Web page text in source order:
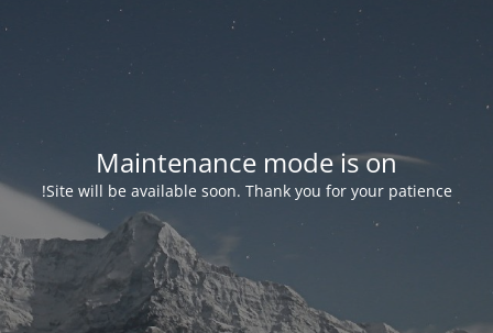
Maintenance mode is on
Site will be available soon. Thank you for your patience!